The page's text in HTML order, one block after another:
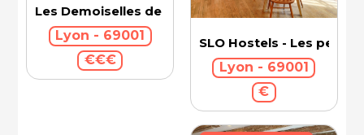
Les Demoiselles de Rochefort
Lyon - 69001
€€€
SLO Hostels - Les pentes
Lyon - 69001
€